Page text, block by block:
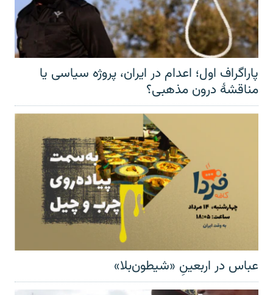
پاراگراف اول؛ اعدام در ایران، پروژه سیاسی یا
مناقشهٔ درون مذهبی؟
عباس در اربعینِ «شیطون‌بلا»